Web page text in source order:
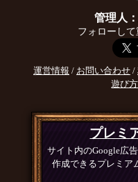
管理人
フォローして
運営情報 / お問い合わせ/
遊び方
プレミ
サイト内のGoogle広
作成できるプレミア